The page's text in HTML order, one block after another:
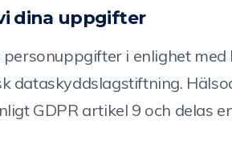
dina uppgifter
i enlighet
dataskyddslagstiftning.
GDPR artikel 9 och delas